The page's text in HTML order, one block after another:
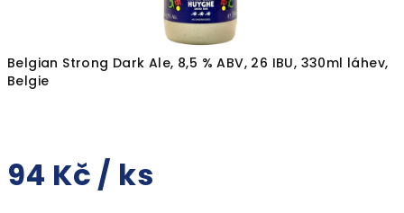
Belgian Strong Dark Ale, 8,5 % ABV, 26 IBU, 330ml láhev,
Belgie
94 Kč / ks